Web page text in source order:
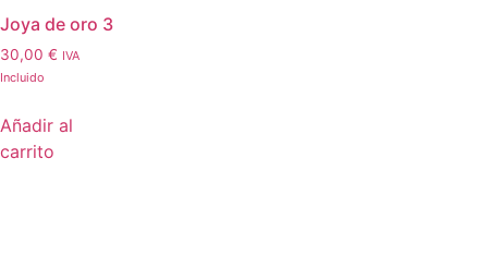
Joya de oro 3
30,00 € IVA
Incluido
Añadir al
carrito